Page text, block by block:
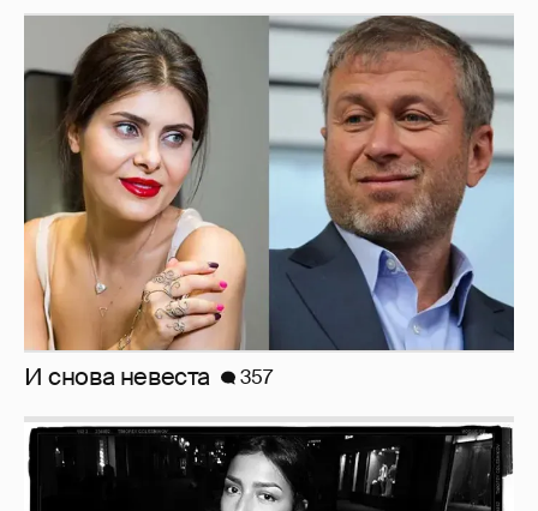
И снова невеста 357